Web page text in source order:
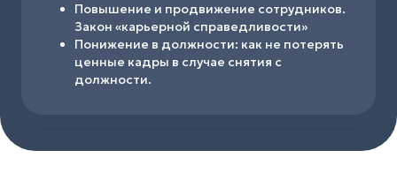
Повышение и продвижение сотрудников.
Закон «карьерной справедливости»
Понижение в должности: как не потерять
ценные кадры в случае снятия с
должности.